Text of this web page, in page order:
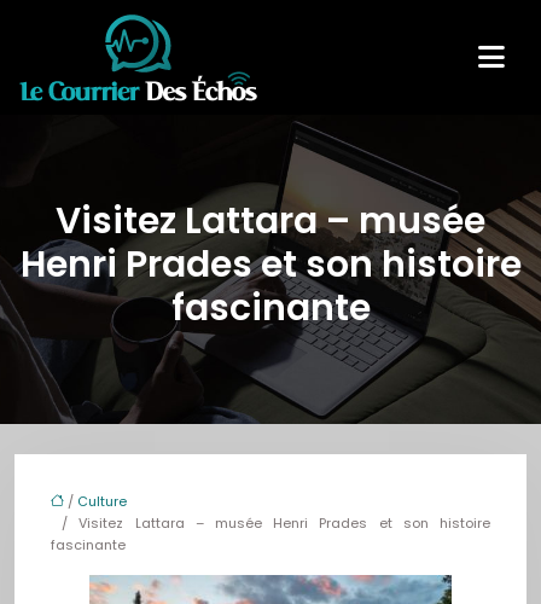
Visitez Lattara – musée
Henri Prades et son histoire
fascinante
/ Culture
/ Visitez Lattara – musée Henri Prades et son histoire
fascinante